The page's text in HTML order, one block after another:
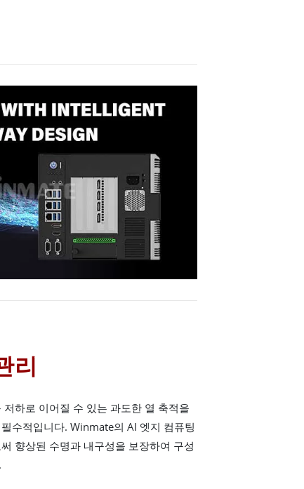
리
하로 이어질 수 있는 과도한 열 축적을
수적입니다. Winmate의 AI 엣지 컴퓨팅
향상된 수명과 내구성을 보장하여 구성